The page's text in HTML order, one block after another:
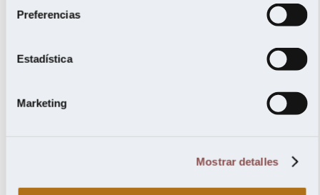
Preferencias
Estadística
Marketing
Mostrar detalles